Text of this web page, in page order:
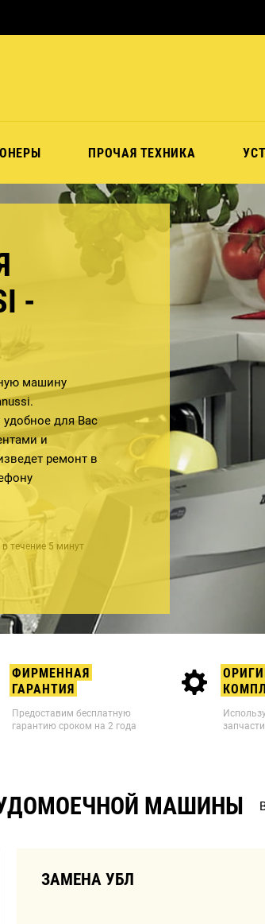
ПРОЧАЯ ТЕХНИКА
-
машину
для Вас
и
ремонт в
течение 5 минут
ФИРМЕННАЯ
ГАРАНТИЯ
Предоставим бесплатную
гарантию сроком на 2 года
МАШИНЫ
ЗАМЕНА УБЛ